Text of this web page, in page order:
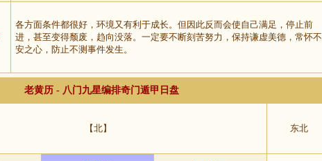
各方面条件都很好，环境又有利于成长。但因此反而会使自己满足，停止前
进，甚至变得颓废，趋向没落。一定要不断刻苦努力，保持谦虚美德，常怀不
安之心，防止不测事件发生。
老黄历 - 八门九星编排奇门遁甲日盘
【北】 东北